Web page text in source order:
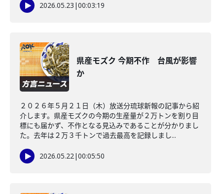
2026.05.23 |00:03:19
県産モズク 今期不作 台風が影響
か
２０２６年５月２１日（木）放送分琉球新報の記事から紹
介します。県産モズクの今期の生産量が２万トンを割り目
標にも届かず、不作となる見込みであることが分かりまし
た。去年は２万３千トンで過去最高を記録しまし...
2026.05.22|00:05:50